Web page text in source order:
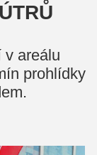
v areálu
prohlídky